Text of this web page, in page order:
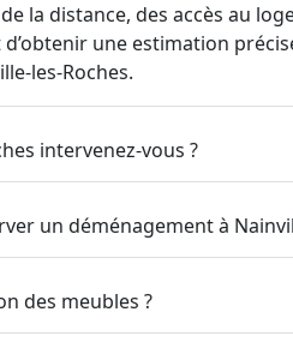
la distance, des accès au
une estimation
les-Roches.
intervenez-vous ?
un déménagement à
des meubles ?